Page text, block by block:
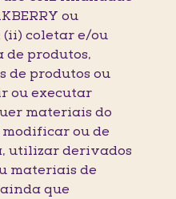
ou
coletar e/ou
produtos,
de produtos ou
ou executar
materiais do
modificar ou de
utilizar derivados
materiais de
que